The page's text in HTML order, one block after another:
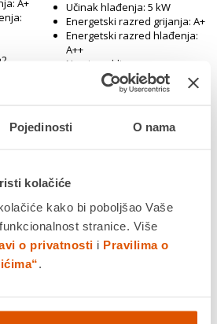
Pojedinosti O nama
kolačiće
kako bi poboljšao Vaše
stranice. Više
o privatnosti i Pravilima o
.
A+
+
Učinak hlađenja: 5 kW
Energetski razred grijanja: A+
Energetski razred hlađenja:
A++
Namjena klima prema
prostoru: od 36 do 50 m2
Tip jedinice: Set (unutarnja +
Usporedite proizvod